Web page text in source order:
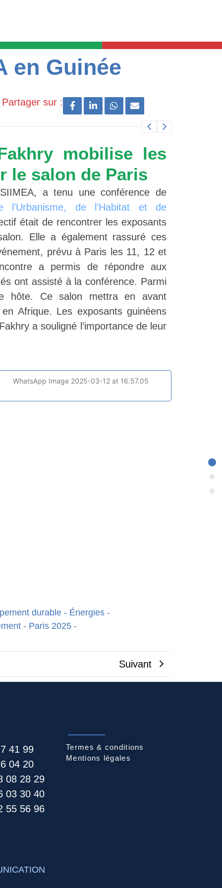
en Guinée
Partager sur :
mobilise les
le salon de Paris
a tenu une conférence de
l’Urbanisme, de l’Habitat et de
était de rencontrer les exposants
Elle a également rassuré ces
prévu à Paris les 11, 12 et
a permis de répondre aux
ont assisté à la conférence. Parmi
hôte. Ce salon mettra en avant
en Afrique. Les exposants guinéens
a souligné l’importance de leur
durable - Énergies -
- Paris 2025 -
Suivant
41 99
04 20
08 28 29
03 30 40
55 56 96​
Termes & conditions
Mentions légales